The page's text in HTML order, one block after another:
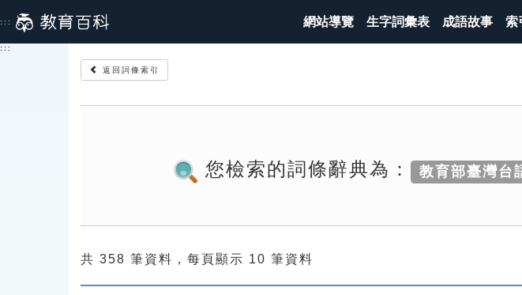
到
主
::: 網站導覽 生字詞彙表 成語故事 索
:::
返回詞條索引
您檢索的詞條辭典為： 教育部臺灣台
共 358 筆資料，每頁顯示 10 筆資料